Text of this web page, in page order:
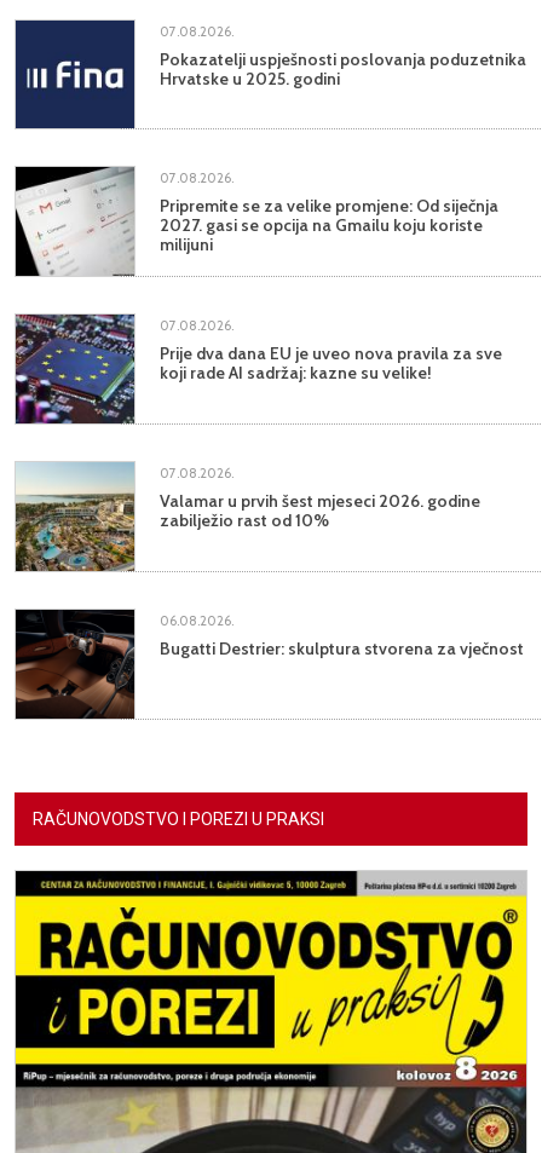
07.08.2026.
Pokazatelji uspješnosti poslovanja poduzetnika
Hrvatske u 2025. godini
07.08.2026.
Pripremite se za velike promjene: Od siječnja
2027. gasi se opcija na Gmailu koju koriste
milijuni
07.08.2026.
Prije dva dana EU je uveo nova pravila za sve
koji rade AI sadržaj: kazne su velike!
07.08.2026.
Valamar u prvih šest mjeseci 2026. godine
zabilježio rast od 10%
06.08.2026.
Bugatti Destrier: skulptura stvorena za vječnost
RAČUNOVODSTVO I POREZI U PRAKSI